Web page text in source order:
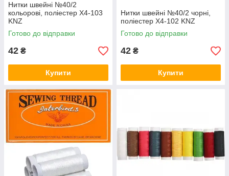
Нитки швейні №40/2
кольорові, поліестер X4-103
KNZ
Готово до відправки
42 ₴
Купити
Нитки швейні №40/2 чорні,
поліестер X4-102 KNZ
Готово до відправки
42 ₴
Купити